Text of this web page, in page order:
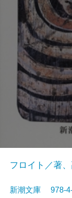
フロイト／著
新潮文庫 978-